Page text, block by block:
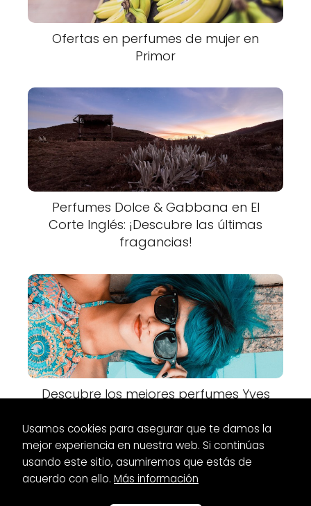
Ofertas en perfumes de mujer en
Primor
Perfumes Dolce & Gabbana en El
Corte Inglés: ¡Descubre las últimas
fragancias!
Descubre los mejores perfumes Yves
Usamos cookies para asegurar que te damos la
mejor experiencia en nuestra web. Si continúas
usando este sitio, asumiremos que estás de
acuerdo con ello. Más información